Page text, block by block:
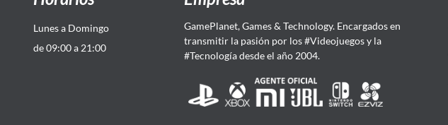
Lunes a Domingo
de 09:00 a 21:00
GamePlanet, Games & Technology. Encargados en
transmitir la pasión por los #Videojuegos y la
#Tecnología desde el año 2004.